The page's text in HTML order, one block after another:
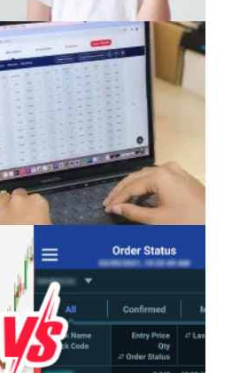
Dua atau Tiga
Yang Semakin Dicari
Untuk Mereka Yang